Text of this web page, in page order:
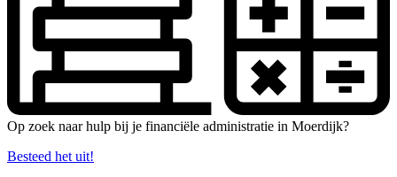
Op zoek naar hulp bij je financiële administratie in Moerdijk?
Besteed het uit!